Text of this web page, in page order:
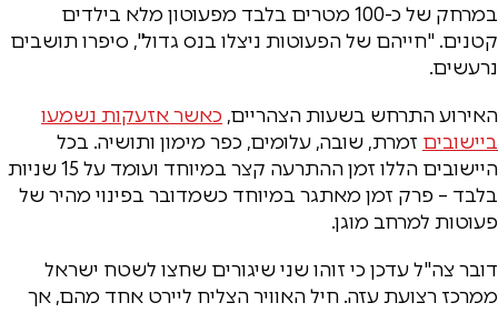
במרחק של כ-100 מטרים בלבד מפעוטון מלא בילדים
קטנים. "חייהם של הפעוטות ניצלו בנס גדול", סיפרו תושבים
נרעשים.
האירוע התרחש בשעות הצהריים, כאשר אזעקות נשמעו
ביישובים זמרת, שובה, עלומים, כפר מימון ותושיה. בכל
היישובים הללו זמן ההתרעה קצר במיוחד ועומד על 15 שניות
בלבד – פרק זמן מאתגר במיוחד כשמדובר בפינוי מהיר של
פעוטות למרחב מוגן.
דובר צה"ל עדכן כי זוהו שני שיגורים שחצו לשטח ישראל
ממרכז רצועת עזה. חיל האוויר הצליח ליירט אחד מהם, אך